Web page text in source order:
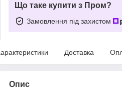
Що таке купити з Пром?
Замовлення під захистом
Доставка
Опис